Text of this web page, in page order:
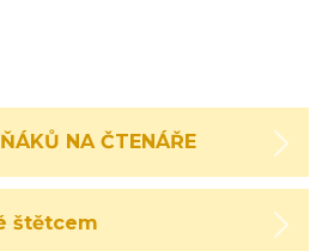
NA ČTENÁŘE
štětcem